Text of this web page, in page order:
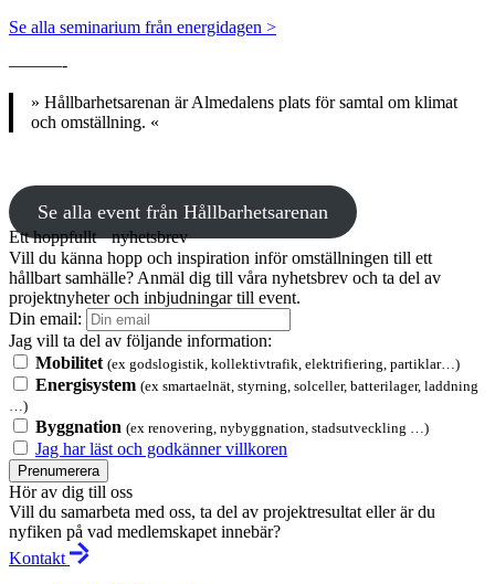
Se alla seminarium från energidagen >
———-
» Hållbarhetsarenan är Almedalens plats för samtal om klimat
och omställning. «
Se alla event från Hållbarhetsarenan
Ett hoppfullt nyhetsbrev
Vill du känna hopp och inspiration inför omställningen till ett
hållbart samhälle? Anmäl dig till våra nyhetsbrev och ta del av
projektnyheter och inbjudningar till event.
Din email:
Jag vill ta del av följande information:
Mobilitet (ex godslogistik, kollektivtrafik, elektrifiering, partiklar…)
Energisystem (ex smartaelnät, styrning, solceller, batterilager, laddning
…)
Byggnation (ex renovering, nybyggnation, stadsutveckling …)
Jag har läst och godkänner villkoren
Prenumerera
Hör av dig till oss
Vill du samarbeta med oss, ta del av projektresultat eller är du
nyfiken på vad medlemskapet innebär?
Kontakt